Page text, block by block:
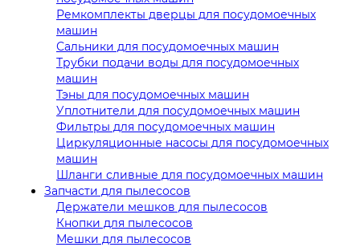
Ремкомплекты дверцы для посудомоечных
машин
Сальники для посудомоечных машин
Трубки подачи воды для посудомоечных
машин
Тэны для посудомоечных машин
Уплотнители для посудомоечных машин
Фильтры для посудомоечных машин
Циркуляционные насосы для посудомоечных
машин
Шланги сливные для посудомоечных машин
Запчасти для пылесосов
Держатели мешков для пылесосов
Кнопки для пылесосов
Мешки для пылесосов